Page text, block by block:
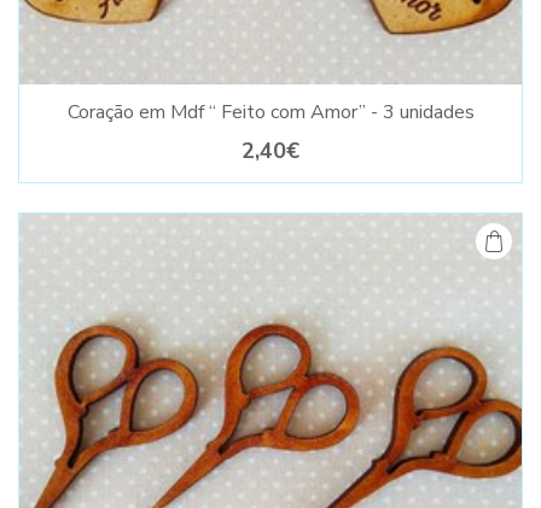
Coração em Mdf “ Feito com Amor” - 3 unidades
2,40€